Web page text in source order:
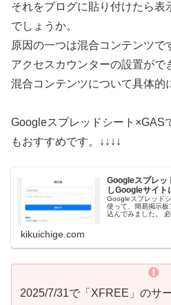
それをブログに貼り付けたら表
でしょうか。
原因の一つは混合コンテンツで
アクセスカウンターの設置がで
混合コンテンツについて具体的
Googleスプレッドシート×GAS
もおすすめです。↓↓↓↓
Googleスプレッ
しGoogleサイト
Googleスプレッド
使って、簡易掲示
込んでみました。
kikuichige.com
2025/7/31で「XFREE」のサ